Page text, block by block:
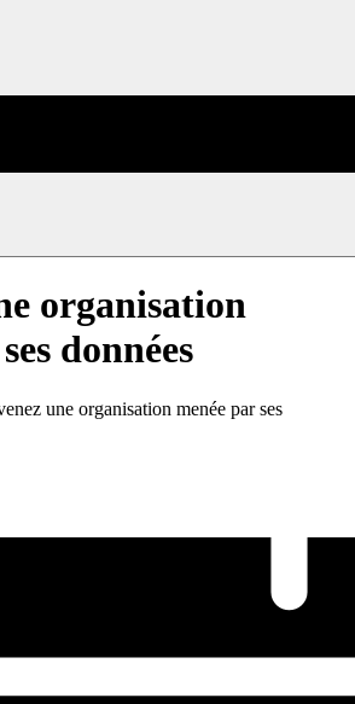
organisation
données
une organisation menée par ses